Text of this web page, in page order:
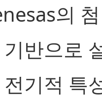
의
반으로
기적 특